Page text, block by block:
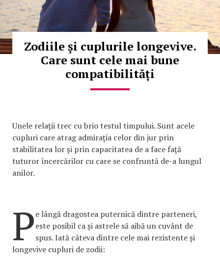
Zodiile și cuplurile longevive.
Care sunt cele mai bune
compatibilități
Unele relații trec cu brio testul timpului. Sunt acele
cupluri care atrag admirația celor din jur prin
stabilitatea lor și prin capacitatea de a face față
tuturor încercărilor cu care se confruntă de-a lungul
anilor.
Pe lângă dragostea puternică dintre parteneri,
este posibil ca și astrele să aibă un cuvânt de
spus. Iată câteva dintre cele mai rezistente și
longevive cupluri de zodii: